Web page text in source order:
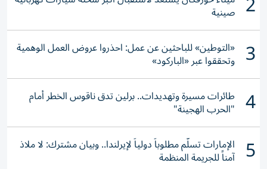
صينية
3 «التوطين» للباحثين عن عمل: احذروا عروض العمل الوهمية
وتحققوا عبر «الباركود»
4 طائرات مسيرة وتهديدات.. برلين تدق ناقوس الخطر أمام
"الحرب الهجينة"
5 الإمارات تسلّم مطلوباً دولياً لإيرلندا.. وبيان مشترك: لا ملاذ
آمناً للجريمة المنظمة